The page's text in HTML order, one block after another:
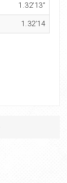
1.32’13”
1.32’14